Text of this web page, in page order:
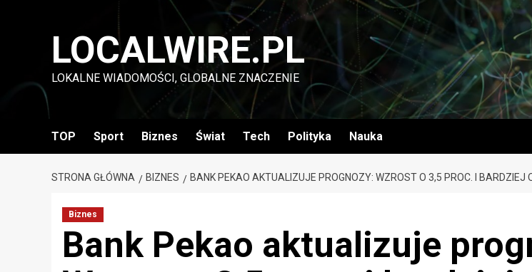
LOCALWIRE.PL
LOKALNE WIADOMOŚCI, GLOBALNE ZNACZENIE
TOP Sport Biznes Świat Tech Polityka Nauka
STRONA GŁÓWNA BIZNES BANK PEKAO AKTUALIZUJE PROGNOZY: WZROST O 3,5 PROC. I
Biznes
Bank Pekao aktualizuje